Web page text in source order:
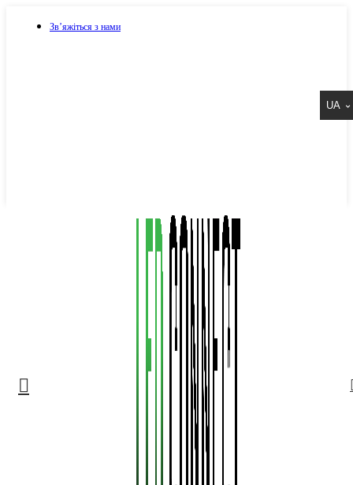
Зв’яжіться з нами
UA